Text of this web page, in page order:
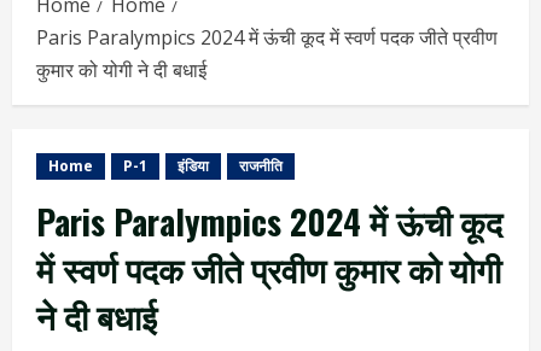
Paris Paralympics 2024 में ऊंची कूद में स्वर्ण पदक जीते प्रवीण
कुमार को योगी ने दी बधाई
Home P-1 इंडिया राजनीति
Paris Paralympics 2024 में ऊंची कूद
में स्वर्ण पदक जीते प्रवीण कुमार को योगी
ने दी बधाई